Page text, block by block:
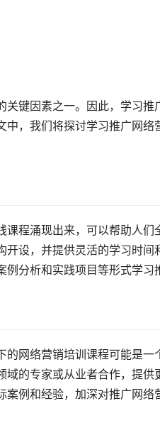
关键因素之一。因此，学习
，我们将探讨学习推广网
程涌现出来，可以帮助人
设，并提供灵活的学习时
分析和实践项目等形式学习
网络营销培训课程可能是
的专家或从业者合作，提
例和经验，加深对推广网络